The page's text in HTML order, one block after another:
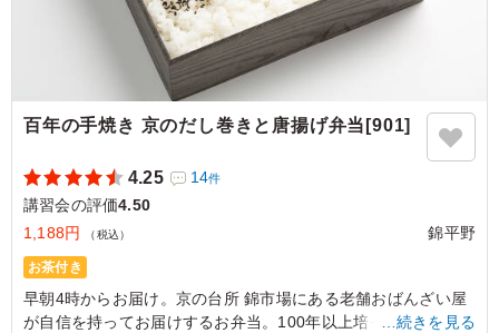
百年の手焼き 京のだし巻きと唐揚げ弁当[901]
4.25 14件
講習会の評価4.50
1,188円
（税込） 錦平野
お茶付き
早朝4時からお届け。京の台所 錦市場にある老舗おばんざい屋
が自信を持ってお届けするお弁当。100年以上培った職人の技
…続きを見る